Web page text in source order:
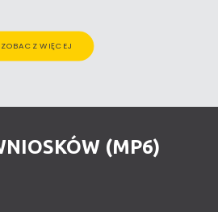
ZOBACZ WIĘCEJ
(MP6)